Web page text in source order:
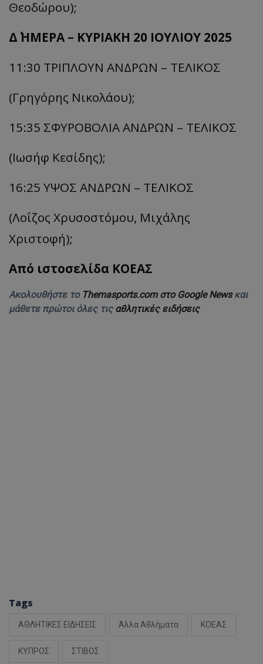
Θεοδώρου);
Δ΄ ΗΜΕΡΑ – ΚΥΡΙΑΚΗ 20 ΙΟΥΛΙΟΥ 2025
11:30 ΤΡΙΠΛΟΥΝ ΑΝΔΡΩΝ – ΤΕΛΙΚΟΣ
(Γρηγόρης Νικολάου);
15:35 ΣΦΥΡΟΒΟΛΙΑ ΑΝΔΡΩΝ – ΤΕΛΙΚΟΣ
(Ιωσήφ Κεσίδης);
16:25 ΥΨΟΣ ΑΝΔΡΩΝ – ΤΕΛΙΚΟΣ
(Λοΐζος Χρυσοστόμου, Μιχάλης
Χριστοφή);
Από ιστοσελίδα ΚΟΕΑΣ
Ακολουθήστε το Themasports.com στο Google Newsκαι
μάθετε πρώτοι όλες τις αθλητικές ειδήσεις
Tags
ΑΘΛΗΤΙΚΕΣ ΕΙΔΗΣΕΙΣ Άλλα Αθλήματα ΚΟΕΑΣ
ΚΥΠΡΟΣ ΣΤΙΒΟΣ